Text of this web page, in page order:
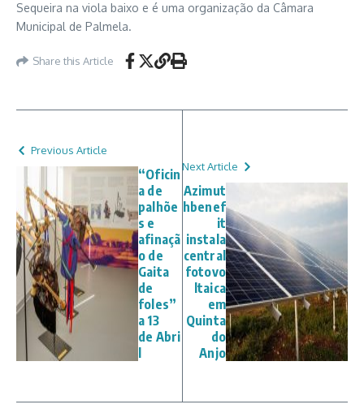
Sequeira na viola baixo e é uma organização da Câmara
Municipal de Palmela.
Share this Article
Previous Article
“Oficin
a de
palhõe
s e
afinaçã
o de
Gaita
de
foles”
a 13
de Abri
Next Article
Azimut
hbenef
it
instala
central
fotovo
ltaica
em
Quinta
do
Anjo